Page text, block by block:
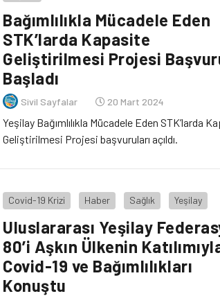
Bağımlılıkla Mücadele Eden
STK’larda Kapasite
Geliştirilmesi Projesi
Başladı
Sivil Sayfalar 20 Mart 2024
Yeşilay Bağımlılıkla Mücadele Eden STK’larda
Geliştirilmesi Projesi başvuruları açıldı.
Covid-19 Krizi Haber Sağlık Yeşilay
Uluslararası Yeşilay
80’i Aşkın Ülkenin
Covid-19 ve Bağımlılıkları
Konuştu